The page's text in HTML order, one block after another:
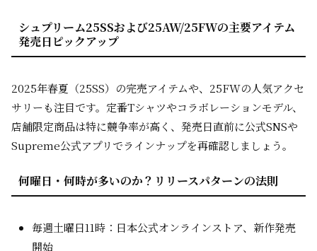
シュプリーム25SSおよび25AW/25FWの主要アイテム
発売日ピックアップ
2025年春夏（25SS）の完売アイテムや、25FWの人気アクセ
サリーも注目です。定番Tシャツやコラボレーションモデル、
店舗限定商品は特に競争率が高く、発売日直前に公式SNSや
Supreme公式アプリでラインナップを再確認しましょう。
何曜日・何時が多いのか？リリースパターンの法則
毎週土曜日11時：日本公式オンラインストア、新作発売
開始